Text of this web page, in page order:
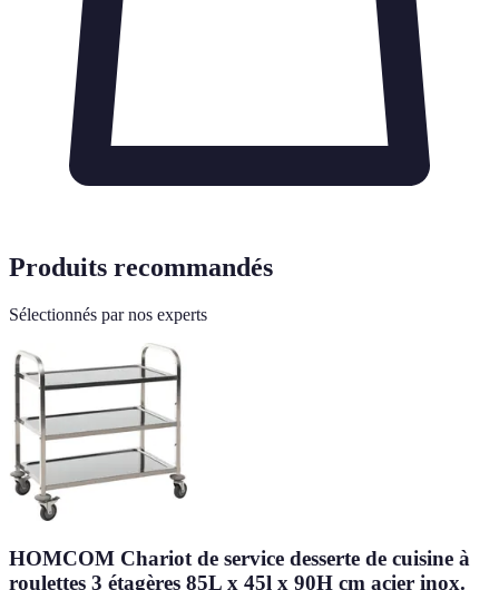
Produits recommandés
Sélectionnés par nos experts
HOMCOM Chariot de service desserte de cuisine à
roulettes 3 étagères 85L x 45l x 90H cm acier inox.